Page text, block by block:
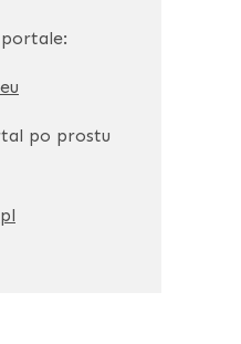
po prostu